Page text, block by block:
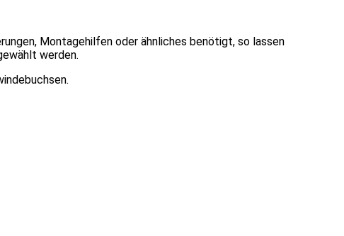
Montagehilfen oder ähnliches benötigt, so lassen
werden.